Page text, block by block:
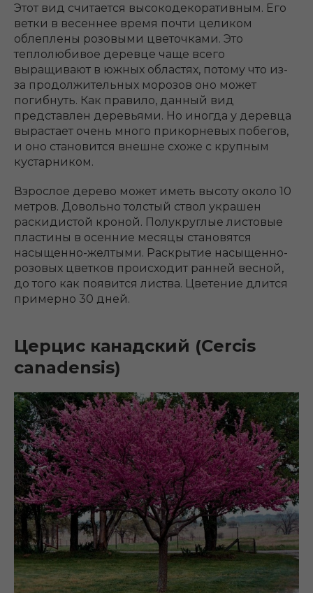
Этот вид считается высокодекоративным. Его
ветки в весеннее время почти целиком
облеплены розовыми цветочками. Это
теплолюбивое деревце чаще всего
выращивают в южных областях, потому что из-
за продолжительных морозов оно может
погибнуть. Как правило, данный вид
представлен деревьями. Но иногда у деревца
вырастает очень много прикорневых побегов,
и оно становится внешне схоже с крупным
кустарником.
Взрослое дерево может иметь высоту около 10
метров. Довольно толстый ствол украшен
раскидистой кроной. Полукруглые листовые
пластины в осенние месяцы становятся
насыщенно-желтыми. Раскрытие насыщенно-
розовых цветков происходит ранней весной,
до того как появится листва. Цветение длится
примерно 30 дней.
Церцис канадский (Cercis
canadensis)